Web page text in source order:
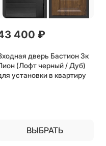
400 ₽
дверь Бастион 3к
(Лофт черный / Дуб)
установки в квартиру
ВЫБРАТЬ